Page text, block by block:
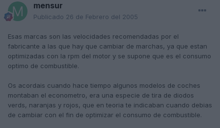
mensur
Publicado 26 de Febrero del 2005
Esas marcas son las velocidades recomendadas por el
fabricante a las que hay que cambiar de marchas, ya que estan
optimizadas con la rpm del motor y se supone que es el consumo
optimo de combustible.
Os acordais cuando hace tiempo algunos modelos de coches
montaban el econometro, era una especie de tira de diodos
verds, naranjas y rojos, que en teoria te indicaban cuando debias
de cambiar con el fin de optimizar el consumo de combustible.